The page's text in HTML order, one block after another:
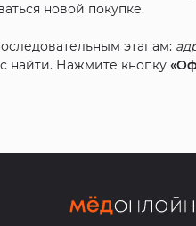
новой покупке.
этапам:
найти. Нажмите кнопку